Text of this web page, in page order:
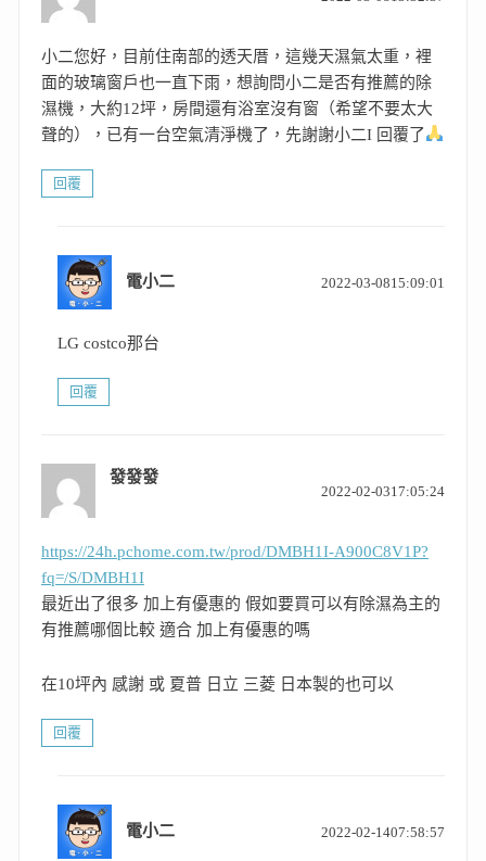
小二您好，目前住南部的透天厝，這幾天濕氣太重，裡
面的玻璃窗戶也一直下雨，想詢問小二是否有推薦的除
濕機，大約12坪，房間還有浴室沒有窗（希望不要太大
聲的），已有一台空氣清淨機了，先謝謝小二I 回覆了
回覆
電小二 2022-03-0815:09:01
LG costco那台
回覆
發發發
2022-02-0317:05:24
https://24h.pchome.com.tw/prod/DMBH1I-A900C8V1P?
fq=/S/DMBH1I
最近出了很多 加上有優惠的 假如要買可以有除濕為主的
有推薦哪個比較 適合 加上有優惠的嗎
在10坪內 感謝 或 夏普 日立 三菱 日本製的也可以
回覆
電小二 2022-02-1407:58:57